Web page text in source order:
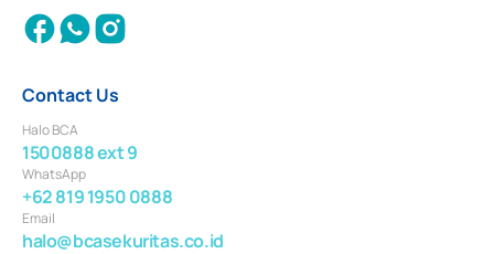
Contact Us
Halo BCA
1500888 ext 9
WhatsApp
+62 819 1950 0888
Email
halo@bcasekuritas.co.id